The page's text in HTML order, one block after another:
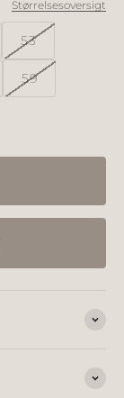
Størrelsesoversigt
53
59